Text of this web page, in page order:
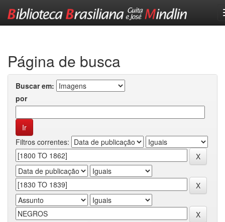
Página de busca
Buscar em:
por
Filtros correntes: